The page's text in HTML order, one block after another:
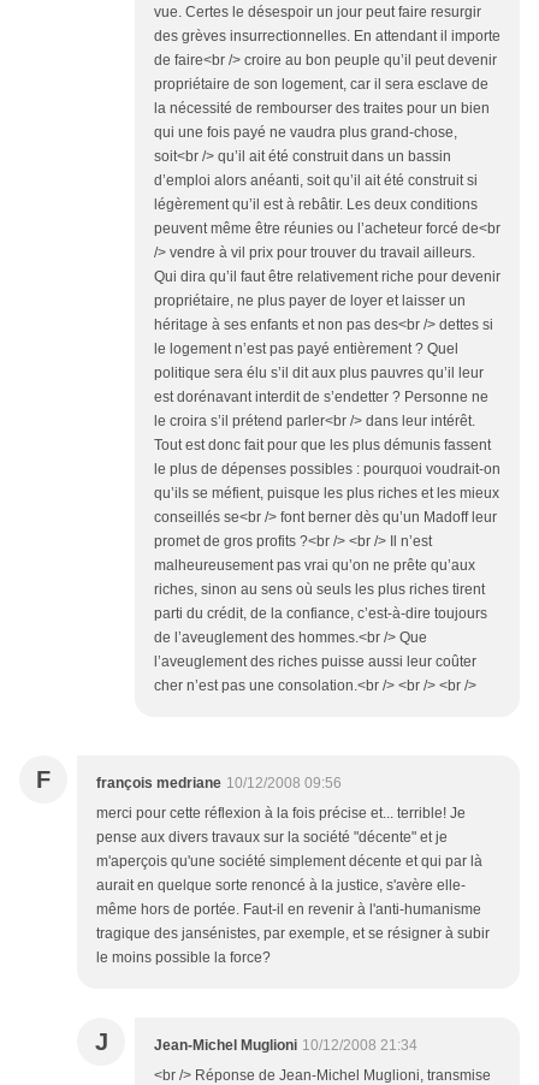
vue. Certes le désespoir un jour peut faire resurgir
des grèves insurrectionnelles. En attendant il importe
de faire<br /> croire au bon peuple qu’il peut devenir
propriétaire de son logement, car il sera esclave de
la nécessité de rembourser des traites pour un bien
qui une fois payé ne vaudra plus grand-chose,
soit<br /> qu’il ait été construit dans un bassin
d’emploi alors anéanti, soit qu’il ait été construit si
légèrement qu’il est à rebâtir. Les deux conditions
peuvent même être réunies ou l’acheteur forcé de<br
/> vendre à vil prix pour trouver du travail ailleurs.
Qui dira qu’il faut être relativement riche pour devenir
propriétaire, ne plus payer de loyer et laisser un
héritage à ses enfants et non pas des<br /> dettes si
le logement n’est pas payé entièrement ? Quel
politique sera élu s’il dit aux plus pauvres qu’il leur
est dorénavant interdit de s’endetter ? Personne ne
le croira s’il prétend parler<br /> dans leur intérêt.
Tout est donc fait pour que les plus démunis fassent
le plus de dépenses possibles : pourquoi voudrait-on
qu’ils se méfient, puisque les plus riches et les mieux
conseillés se<br /> font berner dès qu’un Madoff leur
promet de gros profits ?<br /> <br /> Il n’est
malheureusement pas vrai qu’on ne prête qu’aux
riches, sinon au sens où seuls les plus riches tirent
parti du crédit, de la confiance, c’est-à-dire toujours
de l’aveuglement des hommes.<br /> Que
l’aveuglement des riches puisse aussi leur coûter
cher n’est pas une consolation.<br /> <br /> <br />
F françois medriane 10/12/2008 09:56
merci pour cette réflexion à la fois précise et... terrible! Je
pense aux divers travaux sur la société "décente" et je
m'aperçois qu'une société simplement décente et qui par là
aurait en quelque sorte renoncé à la justice, s'avère elle-
même hors de portée. Faut-il en revenir à l'anti-humanisme
tragique des jansénistes, par exemple, et se résigner à subir
le moins possible la force?
J Jean-Michel Muglioni 10/12/2008 21:34
<br /> Réponse de Jean-Michel Muglioni, transmise